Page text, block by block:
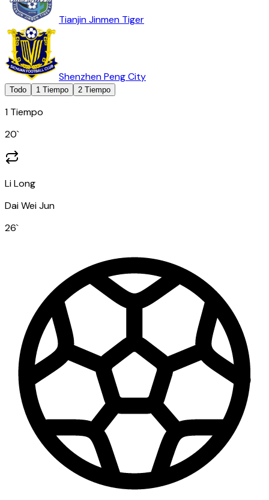
Tianjin Jinmen Tiger
Shenzhen Peng City
Todo 1 Tiempo 2 Tiempo
1 Tiempo
20`
Li Long
Dai Wei Jun
26`